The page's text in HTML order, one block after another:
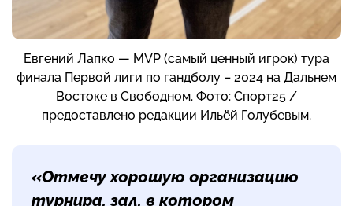
Евгений Лапко — MVP (самый ценный игрок) тура
финала Первой лиги по гандболу – 2024 на Дальнем
Востоке в Свободном. Фото: Спорт25 /
предоставлено редакции Ильёй Голубевым.
«Отмечу хорошую организацию
турнира, зал, в котором